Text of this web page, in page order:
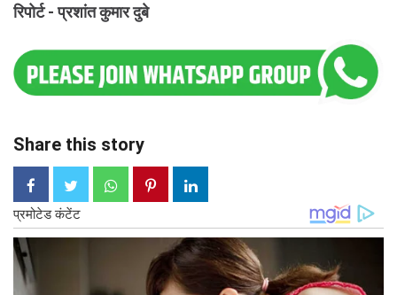
रिपोर्ट - प्रशांत कुमार दुबे
Share this story